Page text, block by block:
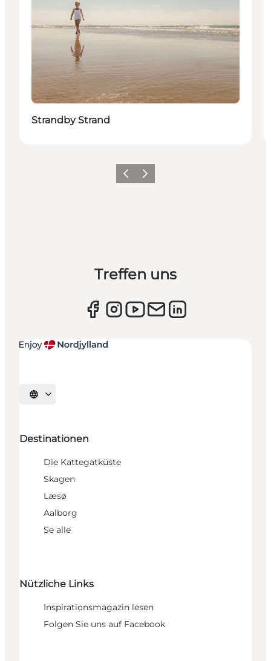
Strandby Strand
ZurückWeiter
Treffen uns
Sprache auswählen
Destinationen
Die Kattegatküste
Skagen
Læsø
Aalborg
Se alle
Nützliche Links
Inspirationsmagazin lesen
Folgen Sie uns auf Facebook